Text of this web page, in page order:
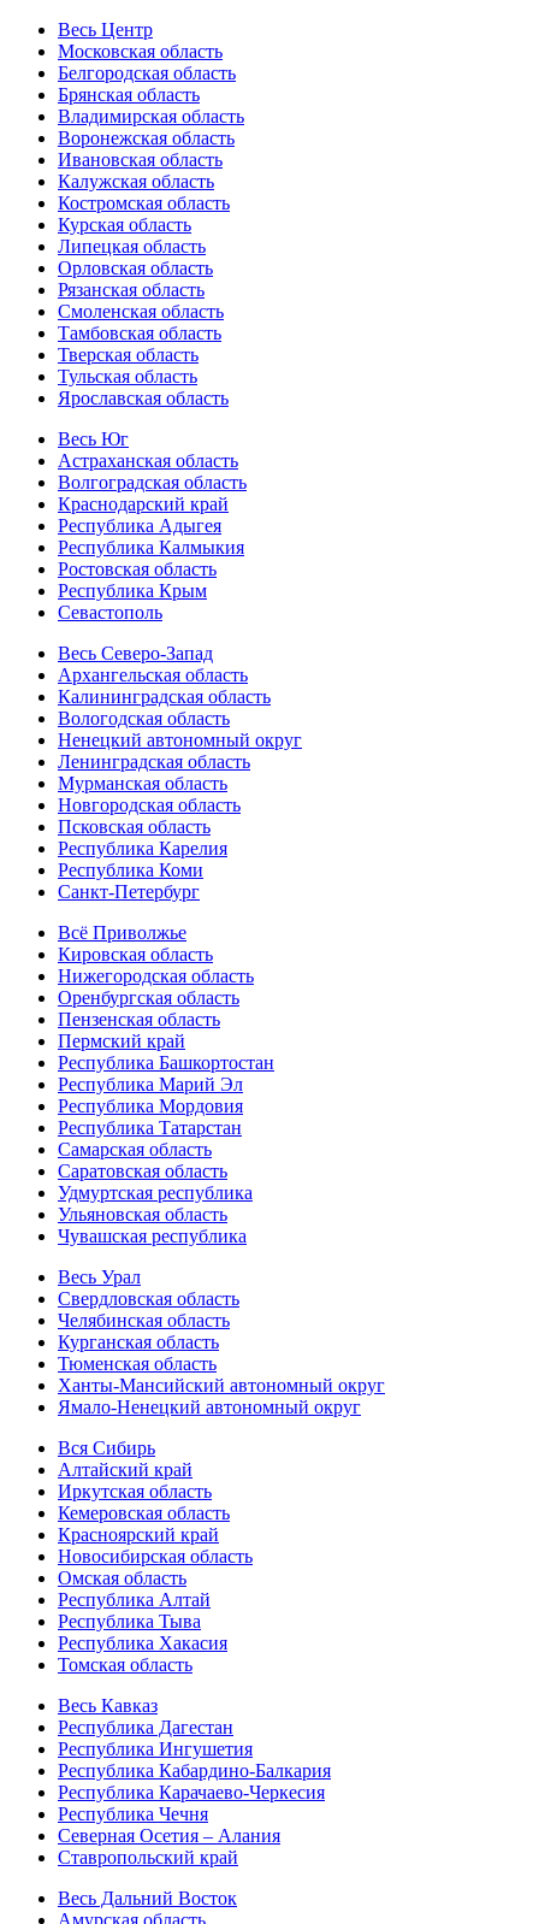
Весь Центр
Московская область
Белгородская область
Брянская область
Владимирская область
Воронежская область
Ивановская область
Калужская область
Костромская область
Курская область
Липецкая область
Орловская область
Рязанская область
Смоленская область
Тамбовская область
Тверская область
Тульская область
Ярославская область
Весь Юг
Астраханская область
Волгоградская область
Краснодарский край
Республика Адыгея
Республика Калмыкия
Ростовская область
Республика Крым
Севастополь
Весь Северо-Запад
Архангельская область
Калининградская область
Вологодская область
Ненецкий автономный округ
Ленинградская область
Мурманская область
Новгородская область
Псковская область
Республика Карелия
Республика Коми
Санкт-Петербург
Всё Приволжье
Кировская область
Нижегородская область
Оренбургская область
Пензенская область
Пермский край
Республика Башкортостан
Республика Марий Эл
Республика Мордовия
Республика Татарстан
Самарская область
Саратовская область
Удмуртская республика
Ульяновская область
Чувашская республика
Весь Урал
Свердловская область
Челябинская область
Курганская область
Тюменская область
Ханты-Мансийский автономный округ
Ямало-Ненецкий автономный округ
Вся Сибирь
Алтайский край
Иркутская область
Кемеровская область
Красноярский край
Новосибирская область
Омская область
Республика Алтай
Республика Тыва
Республика Хакасия
Томская область
Весь Кавказ
Республика Дагестан
Республика Ингушетия
Республика Кабардино-Балкария
Республика Карачаево-Черкесия
Республика Чечня
Северная Осетия – Алания
Ставропольский край
Весь Дальний Восток
Амурская область